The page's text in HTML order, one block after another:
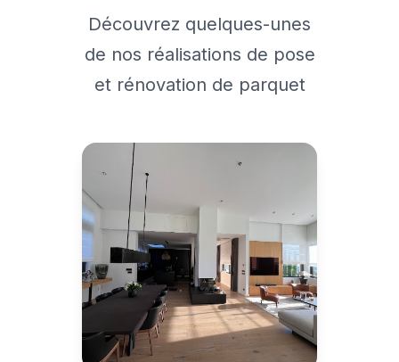
Découvrez quelques-unes
de nos réalisations de pose
et rénovation de parquet